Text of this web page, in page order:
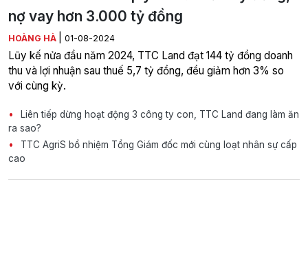
nợ vay hơn 3.000 tỷ đồng
HOÀNG HÀ 01-08-2024
Lũy kế nửa đầu năm 2024, TTC Land đạt 144 tỷ đồng doanh
thu và lợi nhuận sau thuế 5,7 tỷ đồng, đều giảm hơn 3% so
với cùng kỳ.
Liên tiếp dừng hoạt động 3 công ty con, TTC Land đang làm ăn
ra sao?
TTC AgriS bổ nhiệm Tổng Giám đốc mới cùng loạt nhân sự cấp
cao